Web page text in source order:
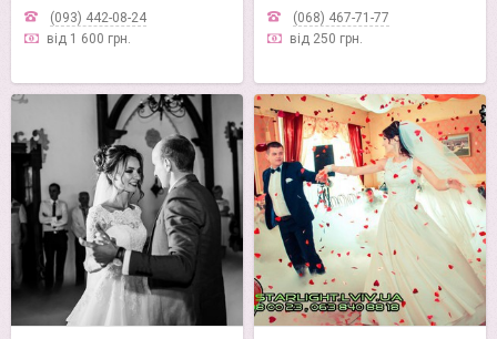
(093) 442-08-24
від 1 600 грн.
(068) 467-71-77
від 250 грн.